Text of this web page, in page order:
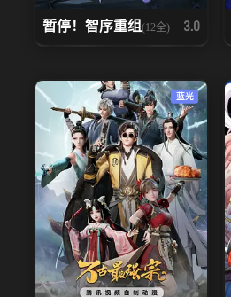
暂停！智序重组(12全) 3.0
蓝光